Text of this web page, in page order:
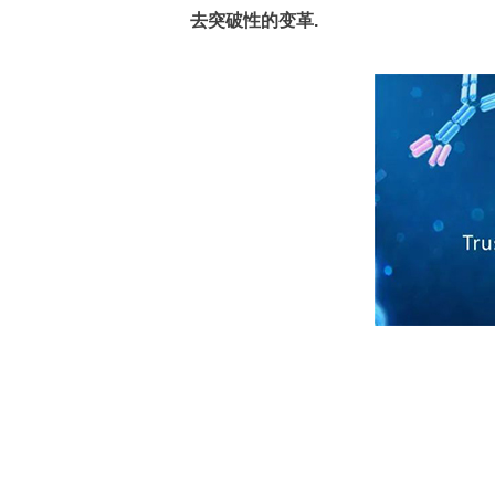
去突破性的变革.